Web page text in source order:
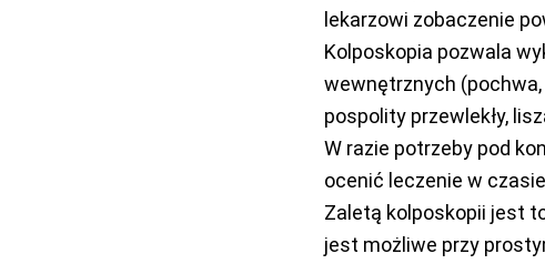
lekarzowi zobaczenie
Kolposkopia pozwala
wewnętrznych
pospolity przewlekły,
W razie potrzeby pod
ocenić leczenie w
Zaletą kolposkopii jest
jest możliwe przy